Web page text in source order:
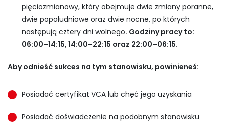
pięciozmianowy, który obejmuje dwie zmiany poranne,
dwie popołudniowe oraz dwie nocne, po których
następują cztery dni wolnego. Godziny pracy to:
06:00–14:15, 14:00–22:15 oraz 22:00–06:15.
Aby odnieść sukces na tym stanowisku, powinieneś:
Posiadać certyfikat VCA lub chęć jego uzyskania
Posiadać doświadczenie na podobnym stanowisku